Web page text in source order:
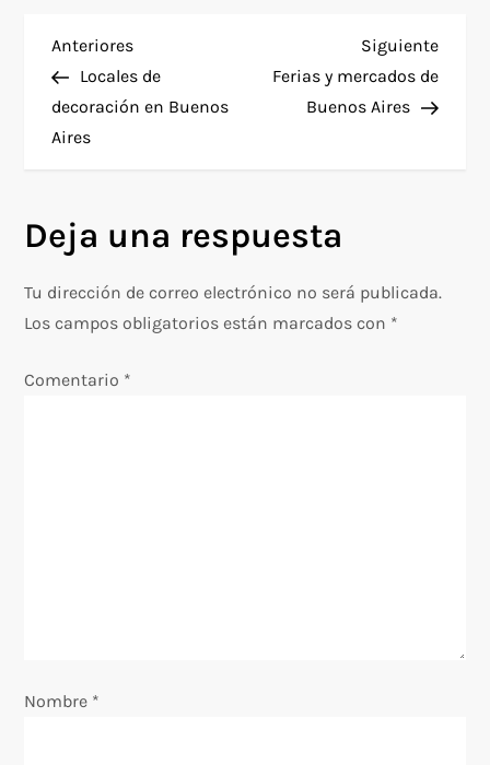
N
a
v
g
a
n
Entrada
anterior
Anteriores
Locales de
decoración en Buenos
Aires
Siguiente
Ferias y mercados de
Buenos Aires
Deja una respuesta
Tu dirección de correo electrónico no será publicada.
Los campos obligatorios están marcados con *
Comentario *
Nombre *